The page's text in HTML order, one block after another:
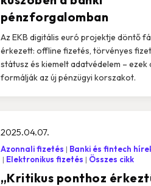
pénzforgalomban
Az EKB digitális euró projektje döntő
érkezett: offline fizetés, törvényes
státusz és kiemelt adatvédelem – ezek
formálják az új pénzügyi korszakot.
„Kritikus ponthoz
2025.04.07.
Azonnali fizetés
Banki és fintech
Elektronikus fizetés
Összes cikk